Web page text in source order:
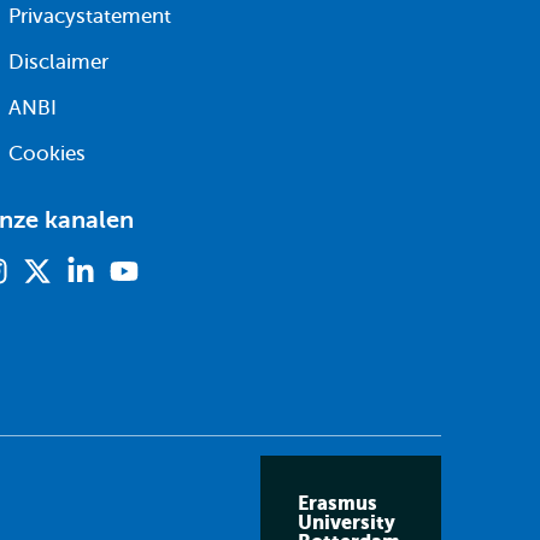
Privacystatement
Disclaimer
ANBI
Cookies
kanalen
Instagram LinkedinYoutube
Erasmus
University